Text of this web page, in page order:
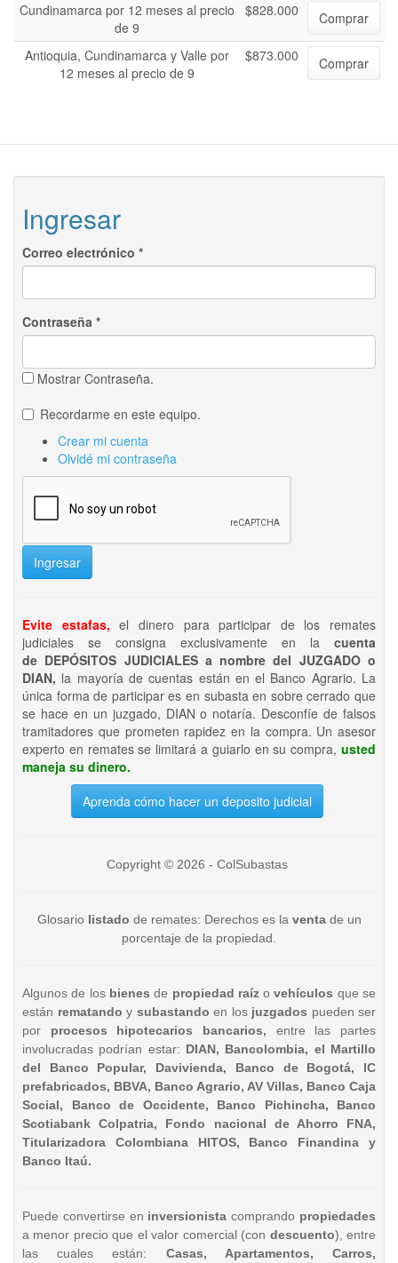
Cundinamarca por 12 meses al precio
de 9
$828.000 Comprar
Antioquia, Cundinamarca y Valle por
12 meses al precio de 9
$873.000 Comprar
Ingresar
Correo electrónico *
Contraseña *
Mostrar Contraseña.
Recordarme en este equipo.
Crear mi cuenta
Olvidé mi contraseña
Ingresar
Evite estafas, el dinero para participar de los remates
judiciales se consigna exclusivamente en la cuenta
de DEPÓSITOS JUDICIALES a nombre del JUZGADO o
DIAN, la mayoría de cuentas están en el Banco Agrario. La
única forma de participar es en subasta en sobre cerrado que
se hace en un juzgado, DIAN o notaría. Desconfíe de falsos
tramitadores que prometen rapidez en la compra. Un asesor
experto en remates se limitará a guiarlo en su compra, usted
maneja su dinero.
Aprenda cómo hacer un deposito judicial
Copyright © 2026 - ColSubastas
Glosario listado de remates: Derechos es la ventade un
porcentaje de la propiedad.
Algunos de los bienesde propiedad raízo vehículos que se
están rematando y subastando en los juzgados pueden ser
por procesos hipotecarios bancarios, entre las partes
involucradas podrían estar: DIAN, Bancolombia, el Martillo
del Banco Popular, Davivienda, Banco de Bogotá, IC
prefabricados, BBVA, Banco Agrario, AV Villas, Banco Caja
Social, Banco de Occidente, Banco Pichincha, Banco
Scotiabank Colpatria, Fondo nacional de Ahorro FNA,
Titularizadora Colombiana HITOS, Banco Finandina y
Banco Itaú.
Puede convertirse en inversionista comprando propiedades
a menor precio que el valor comercial (con descuento), entre
las cuales están: Casas, Apartamentos, Carros,